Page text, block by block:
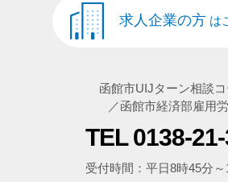
求人企業の方 は
函館市UIJターン相談
／函館市経済部雇用
TEL 0138-
受付時間：平日8時45分～